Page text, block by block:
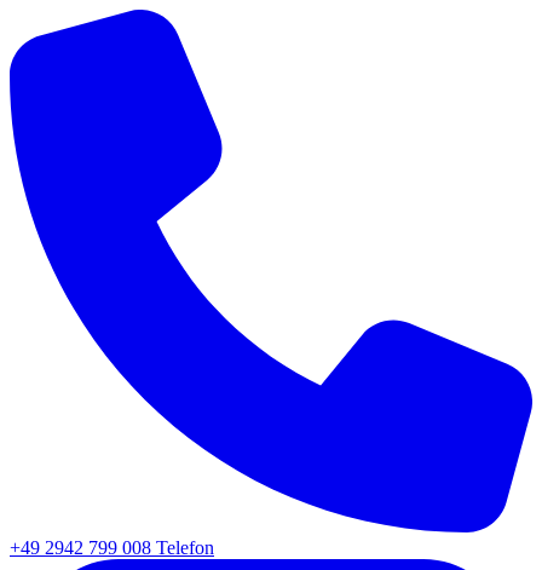
+49 2942 799 008 Telefon